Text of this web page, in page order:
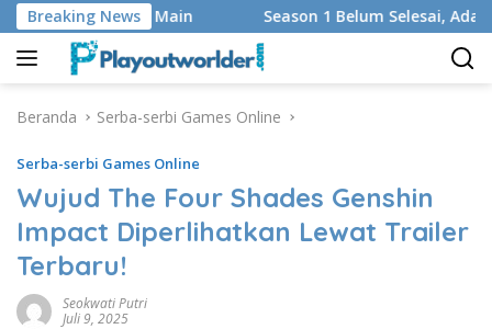
Langsung
ke
konten
Breaking News
Regu yang Main Season 1 Belum Selesai, Adaptasi
Beranda Serba-serbi Games Online
Serba-serbi Games Online
Wujud The Four Shades Genshin
Impact Diperlihatkan Lewat Trailer
Terbaru!
Seokwati Putri
Juli 9, 2025